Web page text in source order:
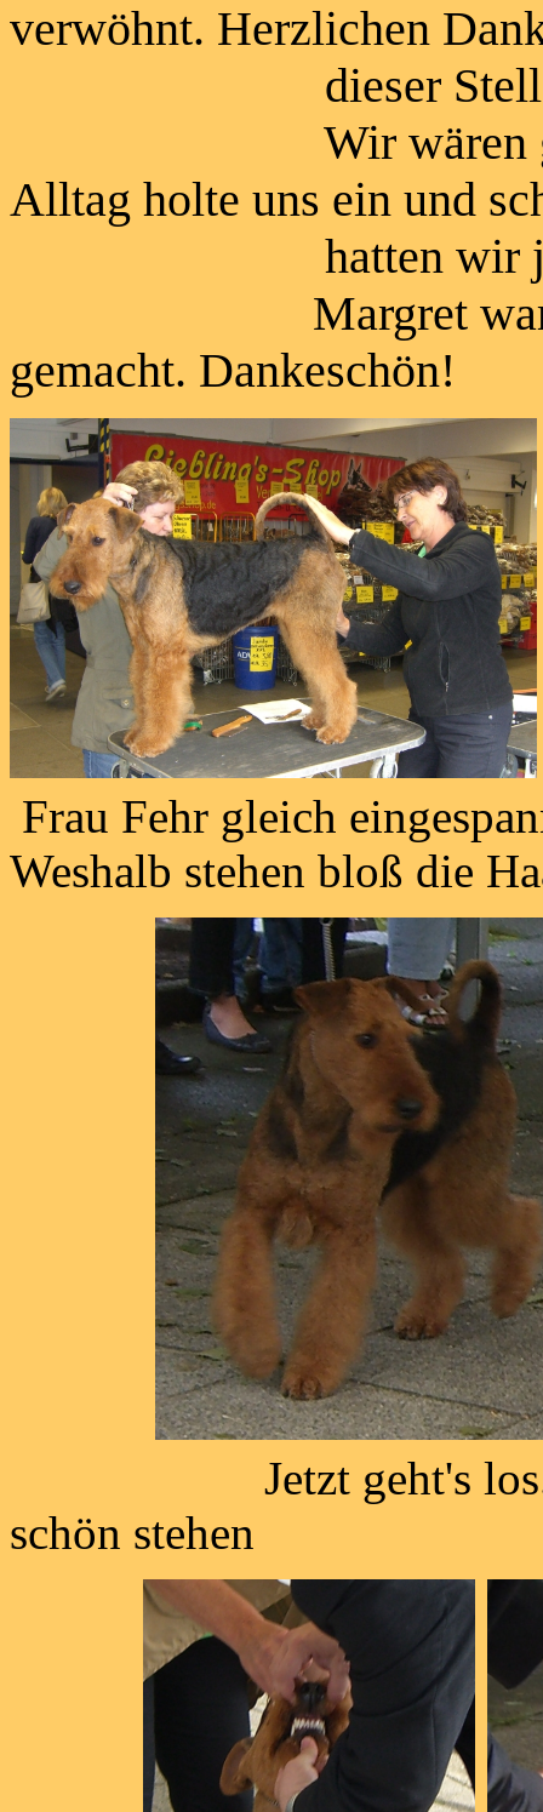
verwöhnt. Herzlichen
dieser
Wir wären gerne
Alltag holte uns ein und
hatten wir ja noch
Margret war so
gemacht. Dankeschön!
Frau Fehr gleich
Weshalb stehen bloß die
Jetzt geht's los.
schön stehen